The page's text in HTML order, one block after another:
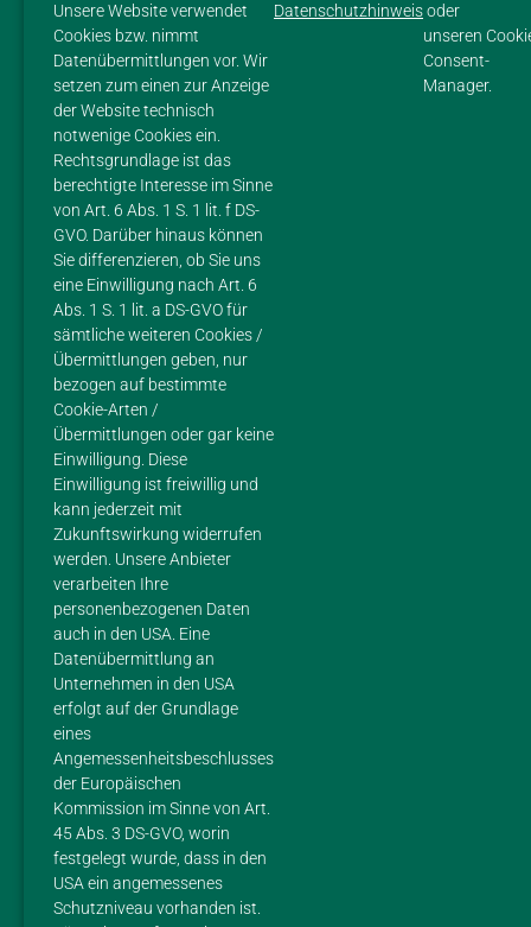
HOME
HOF
PRODUKTE
IMPRESSIONEN
FLEISCH
REZEPTE
IMPRESSUM
DATENSCHUTZ
KONTAKT
Margarethes Hofladen
im Gestüt Margarethenhof
Inhaberin Sarah Doetsch
Mohlenweg 4
56626 Andernach
Mobil: 01 51 / 28 24 40 86
E-Mail:
ÖFFNUNGSZEITEN
Di – Fr: 10 – 13 Uhr / 15 – 17 Uhr Sa: 10 – 13 Uhr, So +
Mo: Ruhetag
Unsere Website verwendet
Cookies bzw. nimmt
Datenübermittlungen vor. Wir
setzen zum einen zur Anzeige
der Website technisch
notwenige Cookies ein.
Rechtsgrundlage ist das
berechtigte Interesse im Sinne
von Art. 6 Abs. 1 S. 1 lit. f DS-
GVO. Darüber hinaus können
Sie differenzieren, ob Sie uns
eine Einwilligung nach Art. 6
Abs. 1 S. 1 lit. a DS-GVO für
sämtliche weiteren Cookies /
Übermittlungen geben, nur
bezogen auf bestimmte
Cookie-Arten /
Übermittlungen oder gar keine
Einwilligung. Diese
Einwilligung ist freiwillig und
kann jederzeit mit
Zukunftswirkung widerrufen
werden. Unsere Anbieter
verarbeiten Ihre
personenbezogenen Daten
auch in den USA. Eine
Datenübermittlung an
Unternehmen in den USA
erfolgt auf der Grundlage
eines
Angemessenheitsbeschlusses
der Europäischen
Kommission im Sinne von Art.
45 Abs. 3 DS-GVO, worin
festgelegt wurde, dass in den
USA ein angemessenes
Schutzniveau vorhanden ist.
Datenschutzhinweisoder
unseren
Consent-
Manager.